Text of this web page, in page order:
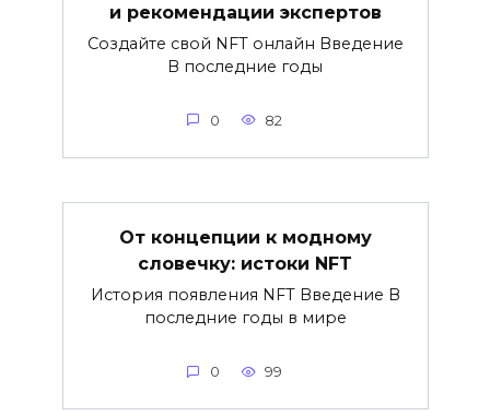
и рекомендации экспертов
Создайте свой NFT онлайн Введение
В последние годы
0 82
От концепции к модному
словечку: истоки NFT
История появления NFT Введение В
последние годы в мире
0 99